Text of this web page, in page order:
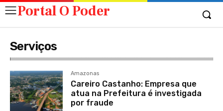
Portal O Poder
Serviços
Amazonas
Careiro Castanho: Empresa que
atua na Prefeitura é investigada
por fraude